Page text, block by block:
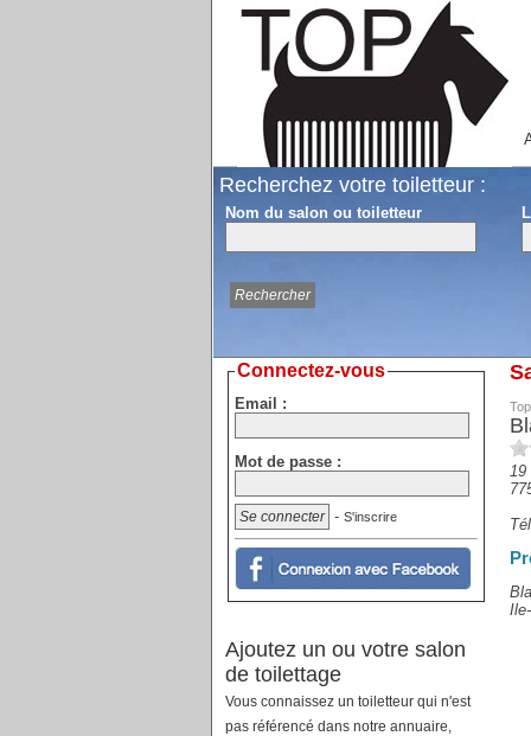
Recherchez votre toiletteur :
Nom du salon ou toiletteur
19
Connectez-vous
Email :
Mot de passe :
- S'inscrire
Ajoutez un ou votre salon
de toilettage
Vous connaissez un toiletteur qui n'est
pas référencé dans notre annuaire,